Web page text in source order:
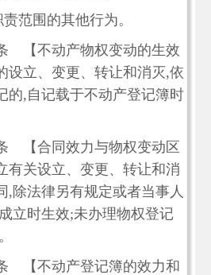
范围的其他行为。
【不动产物权变动的生效
设立、变更、转让和消灭,依
的,自记载于不动产登记簿时
【合同效力与物权变动区
有关设立、变更、转让和消
,除法律另有规定或者当事人
立时生效;未办理物权登记
【不动产登记簿的效力和